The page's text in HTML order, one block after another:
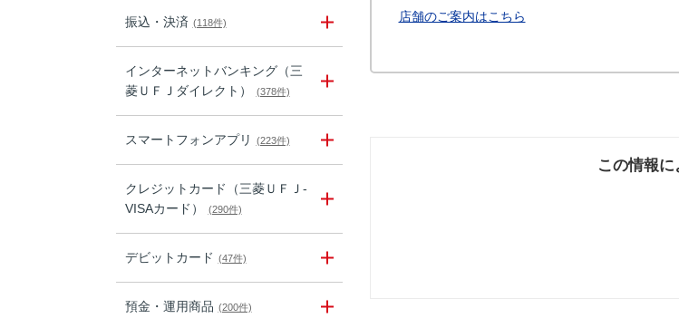
振込・決済 (118件)
インターネットバンキング（三
菱ＵＦＪダイレクト）
(378件)
スマートフォンアプリ (223件)
クレジットカード（三菱ＵＦＪ-
VISAカード）
(290件)
デビットカード (47件)
預金・運用商品 (200件)
店舗のご案内はこちら
この情報